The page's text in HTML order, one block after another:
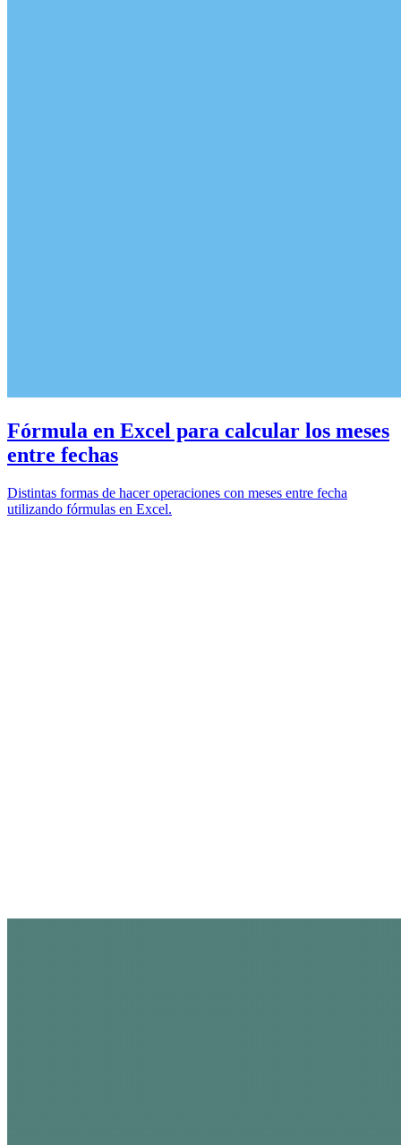
Fórmula en Excel para calcular los meses
entre fechas
Distintas formas de hacer operaciones con meses entre fecha
utilizando fórmulas en Excel.